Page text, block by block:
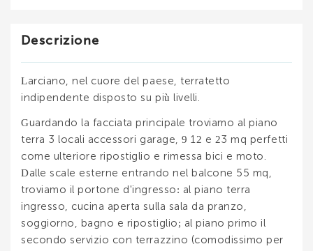
Descrizione
Larciano, nel cuore del paese, terratetto
indipendente disposto su più livelli.
Guardando la facciata principale troviamo al piano
terra 3 locali accessori garage, 9 12 e 23 mq perfetti
come ulteriore ripostiglio e rimessa bici e moto.
Dalle scale esterne entrando nel balcone 55 mq,
troviamo il portone d'ingresso: al piano terra
ingresso, cucina aperta sulla sala da pranzo,
soggiorno, bagno e ripostiglio; al piano primo il
secondo servizio con terrazzino (comodissimo per